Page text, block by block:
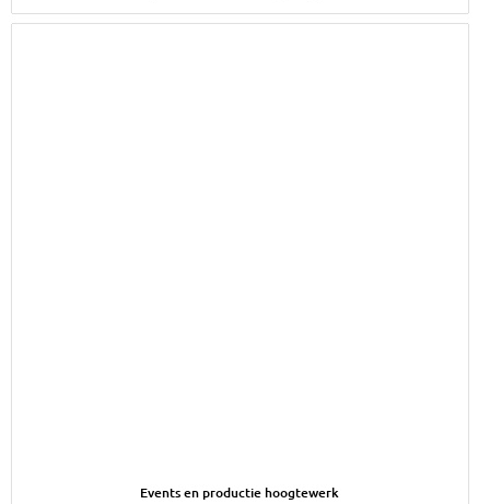
Events en productie hoogtewerk